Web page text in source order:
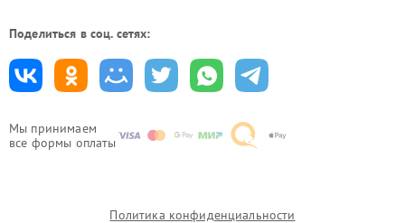
Мы принимаем
все формы оплаты
Поделиться в соц. сетях:
Политика конфиденциальности